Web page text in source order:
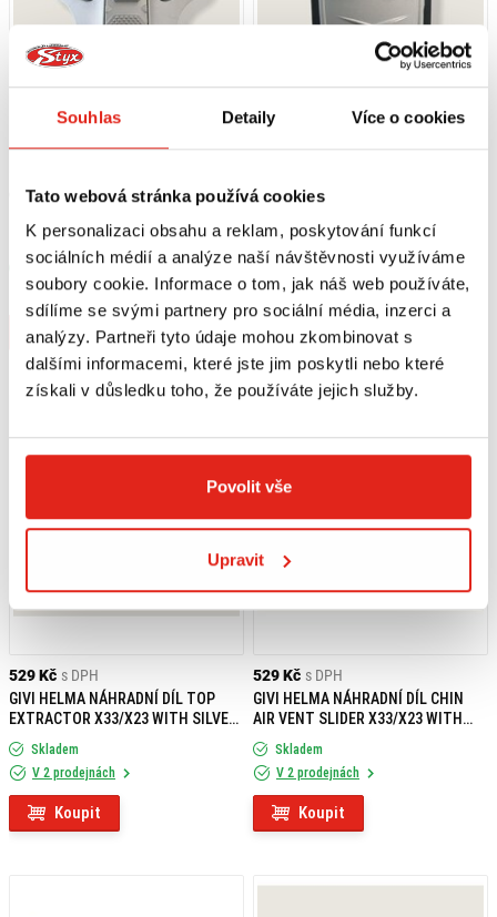
Souhlas Detaily Více o cookies
Tato webová stránka používá cookies
K personalizaci obsahu a reklam, poskytování funkcí
sociálních médií a analýze naší návštěvnosti využíváme
soubory cookie. Informace o tom, jak náš web používáte,
sdílíme se svými partnery pro sociální média, inzerci a
analýzy. Partneři tyto údaje mohou zkombinovat s
dalšími informacemi, které jste jim poskytli nebo které
získali v důsledku toho, že používáte jejich služby.
Povolit vše
Upravit
649 Kč s DPH
HELMET CHIN AIR VENT SILVER
Z2497G779R
Skladem
V 2 prodejnách
Koupit
609 Kč s DPH
AIR VENT SLIDER X33/X23 WITH
SILVER Z2575R
Skladem
V 1 prodejně
Koupit
529 Kč s DPH
GIVI HELMA NÁHRADNÍ DÍL TOP
EXTRACTOR X33/X23 WITH SILVER
COVER Z2576R
Skladem
V 2 prodejnách
Koupit
529 Kč s DPH
GIVI HELMA NÁHRADNÍ DÍL CHIN
AIR VENT SLIDER X33/X23 WITH
SILVER Z2577R
Skladem
V 2 prodejnách
Koupit